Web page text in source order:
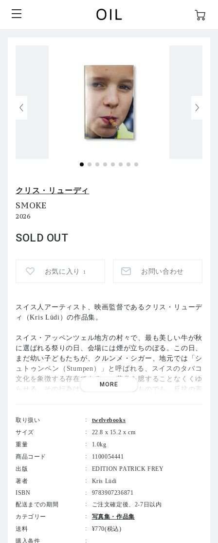
クリス・リューディ
SMOKE
2026
SOLD OUT
お気に入り 1 お問い合わせ
スイス人アーティスト、映画監督であるクリス・リューデ
ィ（Kris Lüdi）の作品集。
スイス・アッペンツェル地方の村々で、最も美しい牛が秋
に選ばれる祭りの日、会場には煙が立ちのぼる。この日、
まだ幼い子どもたちが、クルンメ・シガー、地元では「シ
ュトゥンペン（Stumpen）」と呼ばれる、スイスのタバコ
文化を象徴する存在であるこの葉巻を臆することなくくゆ
らせる。その行為は、隠れて行われるものでも、反抗の表
れは、幼い頃から農作業や責任を担う子どもたちへの承認
のしるしなのである。
する。幼少期、毎年夏を祖父母とともにアッペンツェルで
過ごしていた作者は、同年代でありながらも、よそ者とし
て気後れしたまなざしで地元の子どもたちを見つめてい
た。彼らの飾らず地に足のついた佇まいは、作者にある種
の意味を感じさせ、本書はその感覚への遅れてきた応答と
して生まれた。
本書は、現代における進歩的な力と保守的な力、地域に根
MORE
取り扱い
twelvebooks
サイズ
22.8 x 15.2 x cm
重量
1.0kg
商品コード
1100054441
出版
EDITION PATRICK FREY
著者
Kris Lüdi
ISBN
9783907236871
配送までの期間
ご注文確定後、2-7日以内
カテゴリー
写真集・作品集
送料
¥770(税込)
購入条件